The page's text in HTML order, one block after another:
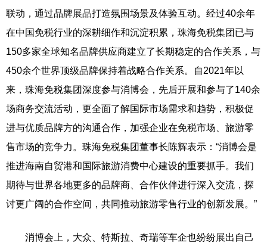
联动，通过品牌展品打造氛围场景及体验互动。经过40余年
在中国免税行业的深耕细作和沉淀积累，珠海免税集团已与
150多家全球知名品牌供应商建立了长期稳定的合作关系，与
450余个世界顶级品牌保持着战略合作关系。自2021年以
来，珠海免税集团深度参与消博会，先后开展和参与了140余
场商务交流活动，更全面了解国际市场需求和趋势，积极促
进与优质品牌方的沟通合作，加强企业在免税市场、旅游零
售市场的竞争力。珠海免税集团董事长陈辉表示：“消博会是
推进海南自贸港和国际旅游消费中心建设的重要抓手。我们
期待与世界各地更多的品牌商、合作伙伴进行深入交流，探
讨更广阔的合作空间，共同推动旅游零售行业的创新发展。”
消博会上，大众、特斯拉、奇瑞等车企也纷纷展出自己